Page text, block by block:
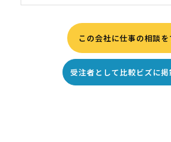
この会社に仕事の相談を
受注者として比較ビズに掲